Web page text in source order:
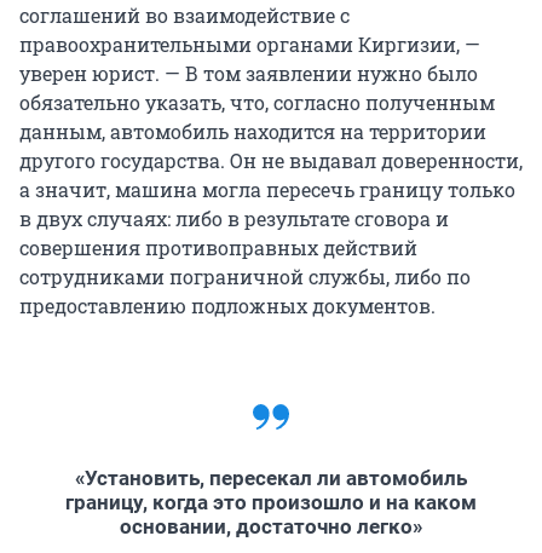
соглашений во взаимодействие с
правоохранительными органами Киргизии, —
уверен юрист. — В том заявлении нужно было
обязательно указать, что, согласно полученным
данным, автомобиль находится на территории
другого государства. Он не выдавал доверенности,
а значит, машина могла пересечь границу только
в двух случаях: либо в результате сговора и
совершения противоправных действий
сотрудниками пограничной службы, либо по
предоставлению подложных документов.
«Установить, пересекал ли автомобиль
границу, когда это произошло и на каком
основании, достаточно легко»